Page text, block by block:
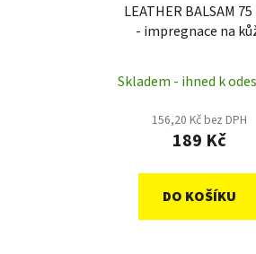
LEATHER BALSAM
- impregnace na
Skladem - ihned k
156,20 Kč bez DPH
189 Kč
DO KOŠÍKU